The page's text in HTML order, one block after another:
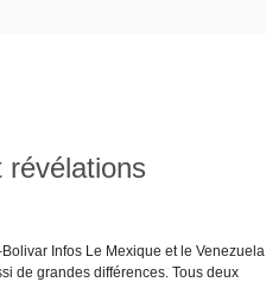
révélations
Infos Le Mexique et le Venezuela
de grandes différences. Tous deux